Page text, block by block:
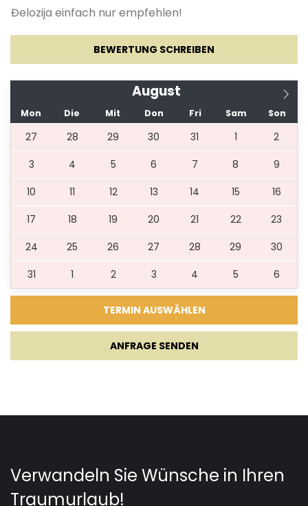
02.10.2027. 28.12.2027. 4 195 €
*** max. 2 Haustiere erlaubt, verbunden mit
einer Gebühr von 10€ pro Tag / pro Haustier in
Đelozija einfach nur empfehlen!
BEWERTUNG SCHREIBEN
August
Mon Die Mit Don Fri Sam Son
27 28 29 30 31 1
2
3
4 5 6 7 8
9
10
11 12 13 14 15
16
17
18 19 20 21 22
23
24
25 26 27 28 29
30
31
1 2 3 4 5 6
ANFRAGE SENDEN